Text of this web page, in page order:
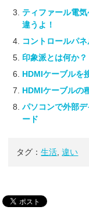
ティファール電
違うよ！
コントロールパ
印象派とは何か
HDMIケーブルを
HDMIケーブルの
パソコンで外部
ード
タグ：生活 ,違い